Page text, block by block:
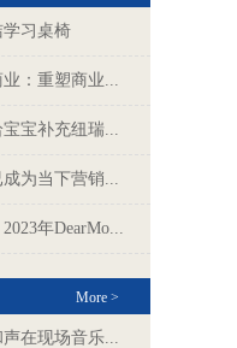
习桌椅
业：重塑商业...
宝补充纽瑞...
为当下营销...
年DearMo...
More >
在现场音乐...